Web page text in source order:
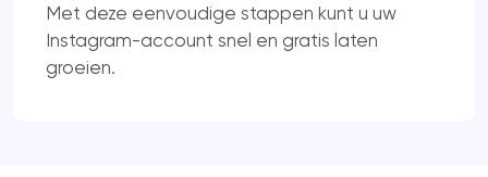
Met deze eenvoudige stappen kunt u uw
Instagram-account snel en gratis laten
groeien.